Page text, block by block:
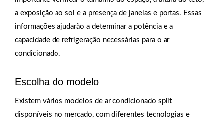
a exposição ao sol e a presença de janelas e portas. Essas
informações ajudarão a determinar a potência e a
capacidade de refrigeração necessárias para o ar
condicionado.
Escolha do modelo
Existem vários modelos de ar condicionado split
disponíveis no mercado, com diferentes tecnologias e